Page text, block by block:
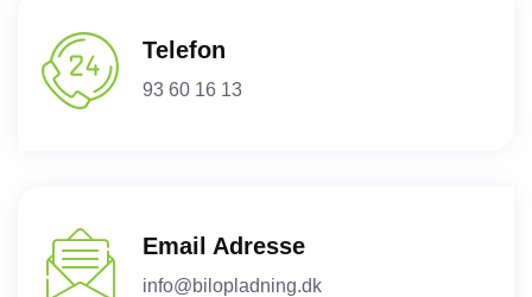
Telefon
93 60 16 13
Email Adresse
info@bilopladning.dk